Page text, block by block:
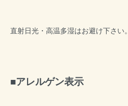
直射日光・高温多湿はお避け下さい。
アレルゲン表示